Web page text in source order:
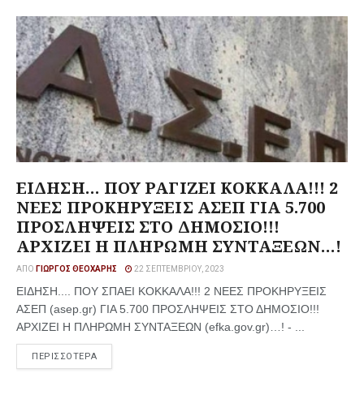
ΕΙΔΗΣΗ… ΠΟΥ ΡΑΓΙΖΕΙ ΚΟΚΚΑΛΑ!!! 2
ΝΕΕΣ ΠΡΟΚΗΡΥΞΕΙΣ ΑΣΕΠ ΓΙΑ 5.700
ΠΡΟΣΛΗΨΕΙΣ ΣΤΟ ΔΗΜΟΣΙΟ!!!
ΑΡΧΙΖΕΙ Η ΠΛΗΡΩΜΗ ΣΥΝΤΑΞΕΩΝ…!
ΑΠΌ ΓΙΏΡΓΟΣ ΘΕΟΧΆΡΗΣ 22 ΣΕΠΤΕΜΒΡΊΟΥ, 2023
ΕΙΔΗΣΗ.... ΠΟΥ ΣΠΑΕΙ ΚΟΚΚΑΛΑ!!! 2 ΝΕΕΣ ΠΡΟΚΗΡΥΞΕΙΣ
ΑΣΕΠ (asep.gr) ΓΙΑ 5.700 ΠΡΟΣΛΗΨΕΙΣ ΣΤΟ ΔΗΜΟΣΙΟ!!!
ΑΡΧΙΖΕΙ Η ΠΛΗΡΩΜΗ ΣΥΝΤΑΞΕΩΝ (efka.gov.gr)…! - ...
ΠΕΡΙΣΣΟΤΕΡΑ